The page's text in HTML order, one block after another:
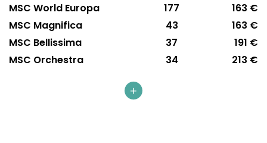
MSC World Europa
177
163 €
MSC Magnifica
43
163 €
MSC Bellissima
37
191 €
MSC Orchestra
34 213 €
+